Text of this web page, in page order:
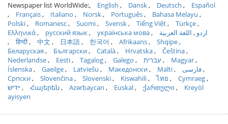
Newspaper list WorldWide: English Dansk Deutsch
Español
Français
Italiano Norsk Português
Bahasa Melayu
Polski
Romanesc Suomi Svensk Tiếng Việt
Türkçe
Ελληνικά
русский язык українська мова اردو
اللغة العربية
हिन्दी
中文 日本語 한국어 Afrikaans
Shqipe
Беларуская
Български Català Hrvatska
Čeština
Nederlandse
Eesti Tagalog Galego עברית
Magyar
Íslenska
Gaeilge Latviešu Македонски Malti
فارسی
Српски
Slovenčina Slovenski Kiswahili ไทย
Cymraeg
ייִדיש
Հայերեն Azərbaycan Euskal ქართული
Kreyòl
ayisyen